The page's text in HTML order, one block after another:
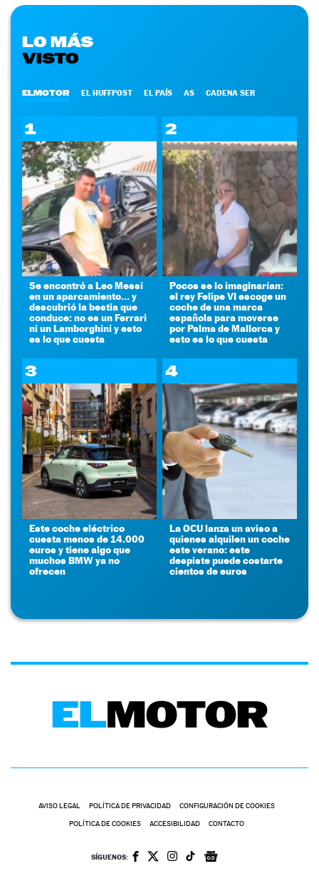
LO MÁS
VISTO
ELMOTOR EL HUFFPOST EL PAÍS AS CADENA SER
1
Se encontró a Leo Messi
en un aparcamiento... y
descubrió la bestia que
conduce: no es un Ferrari
ni un Lamborghini y esto
es lo que cuesta
2
Pocos se lo imaginarían:
el rey Felipe VI escoge un
coche de una marca
española para moverse
por Palma de Mallorca y
esto es lo que cuesta
3
Este coche eléctrico
cuesta menos de 14.000
euros y tiene algo que
muchos BMW ya no
ofrecen
4
La OCU lanza un aviso a
quienes alquilen un coche
este verano: este
despiste puede costarte
cientos de euros
AVISO LEGAL POLÍTICA DE PRIVACIDAD CONFIGURACIÓN DE COOKIES
POLÍTICA DE COOKIES ACCESIBILIDAD CONTACTO
SÍGUENOS: